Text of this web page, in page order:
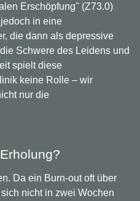
Erschöpfung" (Z73.0)
in eine
die dann als depressive
Schwere des Leidens und
spielt diese
keine Rolle – wir
nur die
Da ein Burn-out oft über
nicht in zwei Wochen